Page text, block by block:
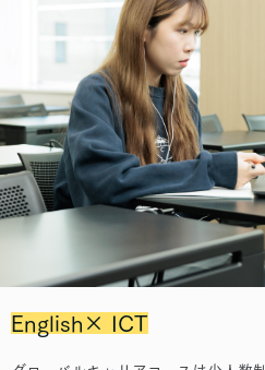
English× ICT